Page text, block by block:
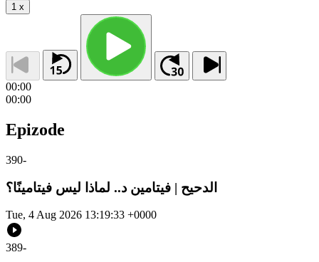
1 x
00:00
00:00
Epizode
390-
الدحيح | فيتامين د.. لماذا ليس فيتامينًا؟
Tue, 4 Aug 2026 13:19:33 +0000
389-